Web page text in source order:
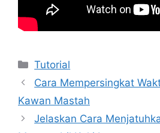
Kategori
Tutorial
Cara Mempersingkat
Kawan Mastah
Jelaskan Cara